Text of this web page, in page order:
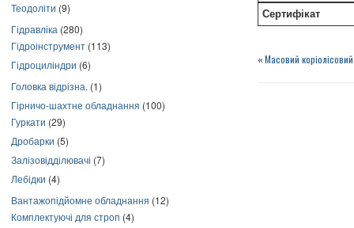
Теодоліти (9)
Гідравліка (280)
Гідроінструмент (113)
Гідроциліндри (6)
Головка відрізна. (1)
Гірничо-шахтне обладнання (100)
Гуркати (29)
Дробарки (5)
Залізовідділювачі (7)
Лебідки (4)
Вантажопідйомне обладнання (12)
Комплектуючі для строп (4)
Сертифікат
«Масовий